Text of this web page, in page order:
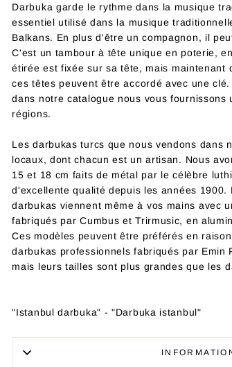
Darbuka garde le rythme dans la musique
essentiel utilisé dans la musique
Balkans. En plus d'être un compagnon, il
C'est un tambour à tête unique en poterie,
étirée est fixée sur sa tête, mais
ces têtes peuvent être accordé avec une
dans notre catalogue nous vous
régions.
Les darbukas turcs que nous vendons dans
locaux, dont chacun est un artisan. Nous
15 et 18 cm faits de métal par le célèbre
d'excellente qualité depuis les années
darbukas viennent même à vos mains avec
fabriqués par Cumbus et Trirmusic, en
Ces modèles peuvent être préférés en
darbukas professionnels fabriqués par Emin
mais leurs tailles sont plus grandes que les
"Istanbul darbuka" - "Darbuka istanbul"